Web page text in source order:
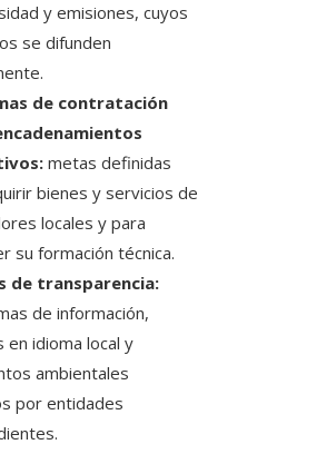
y emisiones, cuyos
se difunden
de contratación
metas definidas
bienes y servicios de
locales y para
su formación técnica.
de transparencia:
de información,
idioma local y
ambientales
por entidades